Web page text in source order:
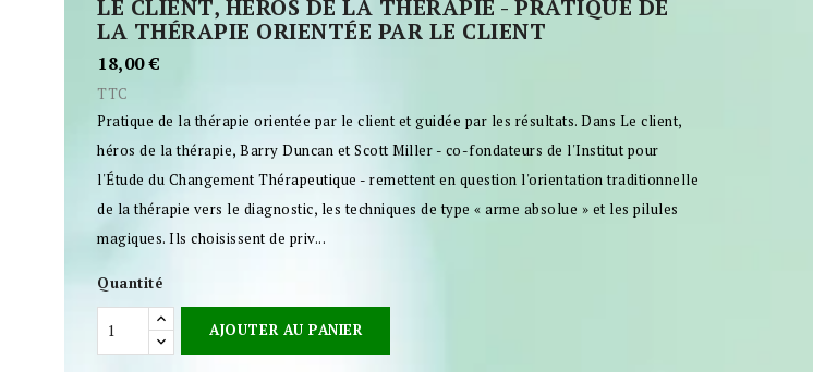
LE CLIENT, HÉROS DE LA THÉRAPIE - PRATIQUE DE
LA THÉRAPIE ORIENTÉE PAR LE CLIENT
18,00 €
TTC
Pratique de la thérapie orientée par le client et guidée par les résultats. Dans Le client,
héros de la thérapie, Barry Duncan et Scott Miller - co-fondateurs de l'Institut pour
l'Étude du Changement Thérapeutique - remettent en question l'orientation traditionnelle
de la thérapie vers le diagnostic, les techniques de type « arme absolue » et les pilules
magiques. Ils choisissent de priv...
Quantité
AJOUTER AU PANIER